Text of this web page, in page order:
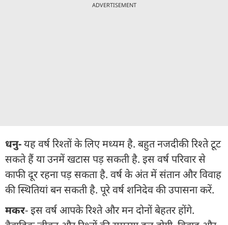
ADVERTISEMENT
धनु-यह वर्ष रिश्तों के लिए मध्यम है. बहुत नजदीकी रिश्ते टूट
सकते हैं या उनमें खटास पड़ सकती है. इस वर्ष परिवार से
काफी दूर रहना पड़ सकता है. वर्ष के अंत में संतान और विवाह
की स्थितियां बन सकती है. पूरे वर्ष शनिदेव की उपासना करें.
मकर- इस वर्ष आपके रिश्ते और मन दोनों बेहतर होंगे.